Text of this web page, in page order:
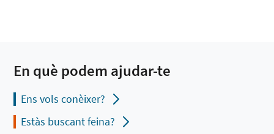
En què podem ajudar-te
Ens vols conèixer?
Estàs buscant feina?